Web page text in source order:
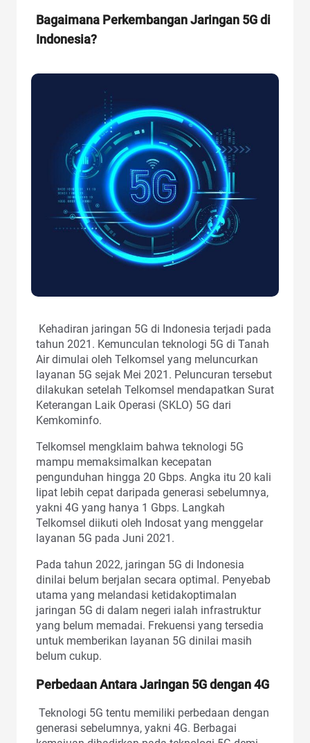
Bagaimana Perkembangan Jaringan 5G di
Indonesia?
Kehadiran jaringan 5G di Indonesia terjadi pada
tahun 2021. Kemunculan teknologi 5G di Tanah
Air dimulai oleh Telkomsel yang meluncurkan
layanan 5G sejak Mei 2021. Peluncuran tersebut
dilakukan setelah Telkomsel mendapatkan Surat
Keterangan Laik Operasi (SKLO) 5G dari
Kemkominfo.
Telkomsel mengklaim bahwa teknologi 5G
mampu memaksimalkan kecepatan
pengunduhan hingga 20 Gbps. Angka itu 20 kali
lipat lebih cepat daripada generasi sebelumnya,
yakni 4G yang hanya 1 Gbps. Langkah
Telkomsel diikuti oleh Indosat yang menggelar
layanan 5G pada Juni 2021.
Pada tahun 2022, jaringan 5G di Indonesia
dinilai belum berjalan secara optimal. Penyebab
utama yang melandasi ketidakoptimalan
jaringan 5G di dalam negeri ialah infrastruktur
yang belum memadai. Frekuensi yang tersedia
untuk memberikan layanan 5G dinilai masih
belum cukup.
Perbedaan Antara Jaringan 5G dengan 4G
Teknologi 5G tentu memiliki perbedaan dengan
generasi sebelumnya, yakni 4G. Berbagai